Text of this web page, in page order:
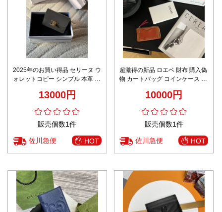
2025年のお買い得品 セリーヌ ウ
ォレットコピー シンプル 本革 優
13000円
販売個数1件
佐川急便 HOT
超激得の新品 ロエベ 財布 購入偽
物 カートバッグ コインケース 便
10000円
販売個数1件
佐川急便 HOT